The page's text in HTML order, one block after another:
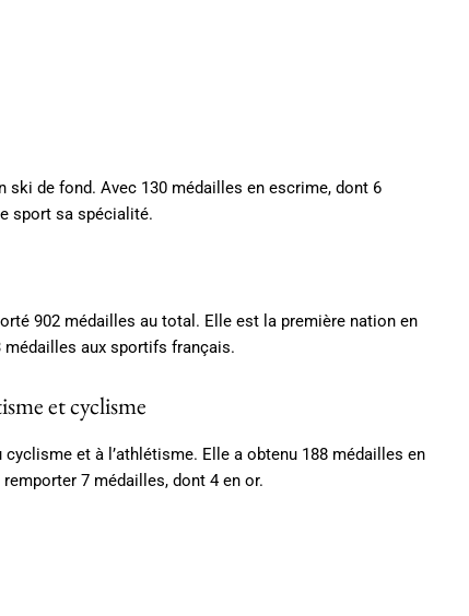
ski de fond. Avec 130 médailles en escrime, dont 6
sport sa spécialité.
902 médailles au total. Elle est la première nation en
médailles aux sportifs français.
et cyclisme
et à l’athlétisme. Elle a obtenu 188 médailles en
7 médailles, dont 4 en or.